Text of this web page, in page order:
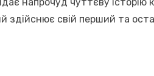
здійснює свій перший та